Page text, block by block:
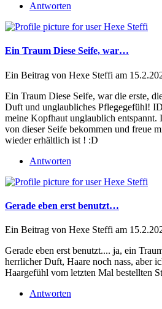
Antworten
Ein Traum Diese Seife, war…
Ein Beitrag von Hexe Steffi am
Ein Traum Diese Seife, war die erste,
Duft und unglaubliches Pflegegefühl!
meine Kopfhaut unglaublich entspannt.
von dieser Seife bekommen und freue
wieder erhältlich ist ! :D
Antworten
Gerade eben erst benutzt…
Ein Beitrag von Hexe Steffi am
Gerade eben erst benutzt.... ja, ein
herrlicher Duft, Haare noch nass, aber
Haargefühl vom letzten Mal bestellten
Antworten